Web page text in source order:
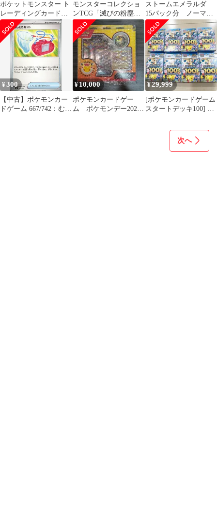
ポケットモンスター ト
レーディングカードゲ
ーム 初心者用 プレゼン
ト セット カードなし、
ビデオテープあり
モンスターコレクショ
ンTCG「滅びの粉塵」
頻繁（△）3枚セット
ストームエメラルダ
15パック分 ノーマル
カード
¥300
【中古】ポケモンカー
ドゲーム 667/742：むし
¥10,000
ポケモンカードゲー
ム ポケモンデー2026
¥29,999
[ポケモンカードゲーム
スタートデッキ100] 8
次へ